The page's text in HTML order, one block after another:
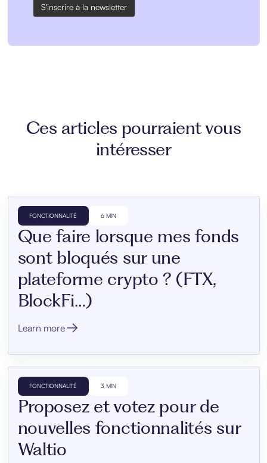
Ces articles pourraient vous
intéresser
FONCTIONNALITÉ 6 MIN
Que faire lorsque mes fonds
sont bloqués sur une
plateforme crypto ? (FTX,
BlockFi…)
Learn more
FONCTIONNALITÉ 3 MIN
Proposez et votez pour de
nouvelles fonctionnalités sur
Waltio